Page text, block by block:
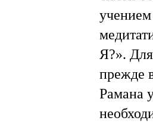
Я?».
прежде
Рамана